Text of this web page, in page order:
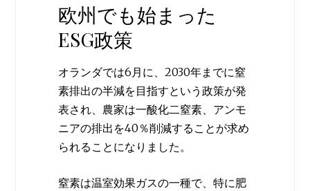
欧州でも始まった
ESG政策
オランダでは6月に、2030年までに窒
素排出の半減を目指すという政策が発
表され、農家は一酸化二窒素、アンモ
ニアの排出を40％削減することが求め
られることになりました。
窒素は温室効果ガスの一種で、特に肥